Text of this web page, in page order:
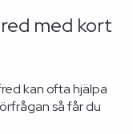
med kort
kan ofta hjälpa
så får du